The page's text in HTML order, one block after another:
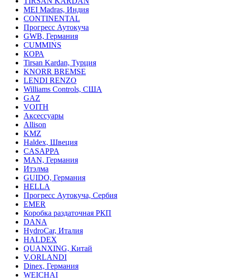
MEI Madras, Индия
CONTINENTAL
Прогресс Аутокуча
GWB, Германия
CUMMINS
КОРА
Tirsan Kardan, Турция
KNORR BREMSE
LENDI RENZO
Williams Controls, США
GAZ
VOITH
Аксессуары
Allison
KMZ
Haldex, Швеция
CASAPPA
MAN, Германия
Итэлма
GUIDO, Германия
HELLA
Прогресс Аутокуча, Сербия
EMER
Коробка раздаточная РКП
DANA
HydroCar, Италия
HALDEX
QUANXING, Китай
V.ORLANDI
Dinex, Германия
WEICHAI